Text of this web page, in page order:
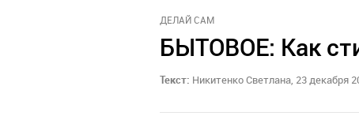
ДЕЛАЙ САМ
БЫТОВОЕ: Как
Текст: Никитенко Светлана, 23 декабря